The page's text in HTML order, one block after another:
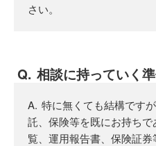
さい。
相談に持っていく
特に無くても結構です
託、保険等を既にお持ち
覧、運用報告書、保険証